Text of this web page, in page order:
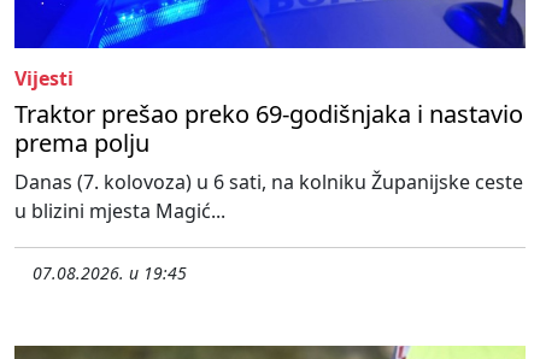
Vijesti
Traktor prešao preko 69-godišnjaka i nastavio
prema polju
Danas (7. kolovoza) u 6 sati, na kolniku Županijske ceste
u blizini mjesta Magić...
07.08.2026. u 19:45